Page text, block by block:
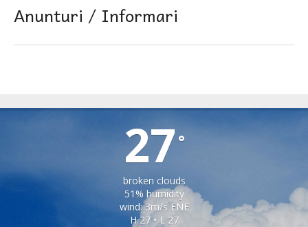
Anunturi / Informari
27°
broken clouds
51% humidity
wind: 3m/s ENE
H 27 • L 27